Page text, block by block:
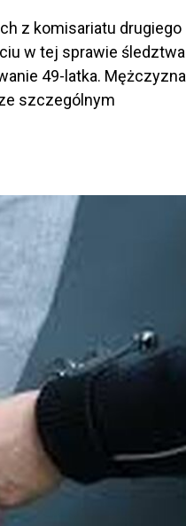
z komisariatu drugiego
w tej sprawie śledztwa
49-latka. Mężczyzna
szczególnym